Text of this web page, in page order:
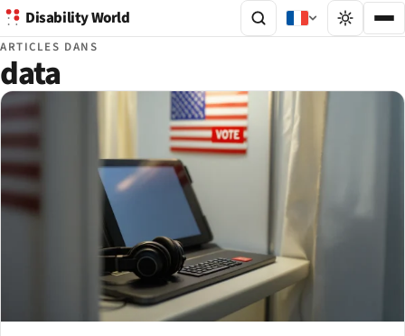
Disability World
ARTICLES DANS
data